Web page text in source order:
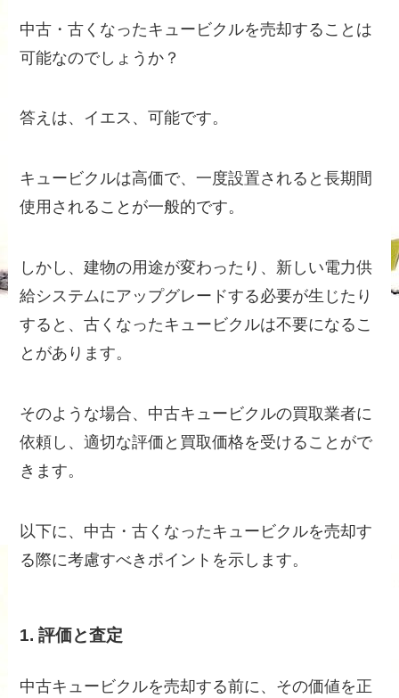
中古・古くなったキュービクルを売却することは
可能なのでしょうか？
答えは、イエス、可能です。
キュービクルは高価で、一度設置されると長期間
使用されることが一般的です。
しかし、建物の用途が変わったり、新しい電力供
給システムにアップグレードする必要が生じたり
すると、古くなったキュービクルは不要になるこ
とがあります。
そのような場合、中古キュービクルの買取業者に
依頼し、適切な評価と買取価格を受けることがで
きます。
以下に、中古・古くなったキュービクルを売却す
る際に考慮すべきポイントを示します。
1. 評価と査定
中古キュービクルを売却する前に、その価値を正